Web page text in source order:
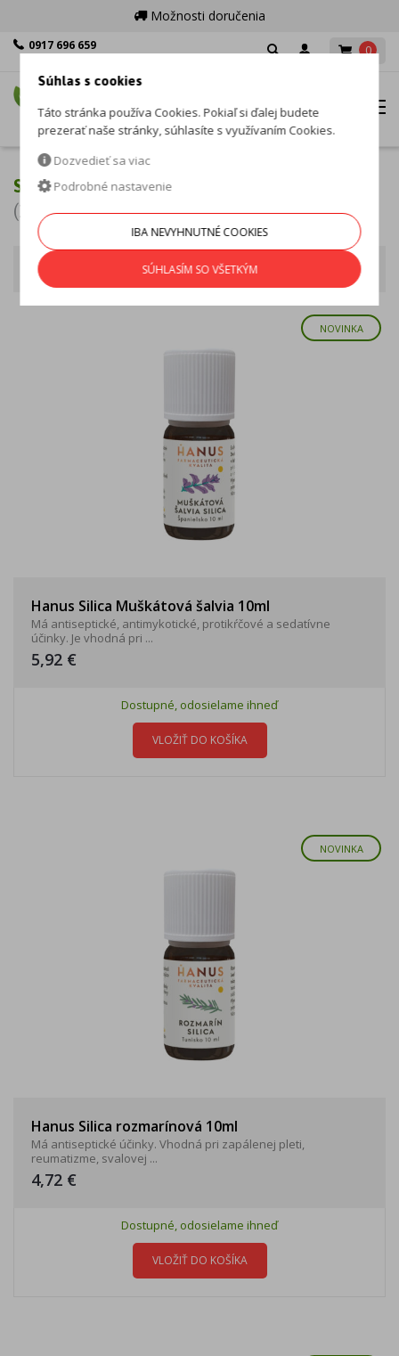
Možnosti doručenia
0917 696 659
Po - Pia: 8:00 - 16:00
0
STAROSTLIVOSŤ O VZDUCH
(106 produktov)
Zoradiť podľa
Starostlivosť o vzduch
NOVINKA
Hanus Silica Muškátová šalvia 10ml
Má antiseptické, antimykotické, protikŕčové a sedatívne
účinky. Je vhodná pri ...
5,92 €
Dostupné, odosielame ihneď
VLOŽIŤ DO KOŠÍKA
NOVINKA
Hanus Silica rozmarínová 10ml
Má antiseptické účinky. Vhodná pri zapálenej pleti,
reumatizme, svalovej ...
4,72 €
Dostupné, odosielame ihneď
VLOŽIŤ DO KOŠÍKA
Súhlas s cookies
Táto stránka používa Cookies. Pokiaľ si ďalej budete
prezerať naše stránky, súhlasíte s využívaním Cookies.
Dozvedieť sa viac
Podrobné nastavenie
IBA NEVYHNUTNÉ COOKIES
SÚHLASÍM SO VŠETKÝM